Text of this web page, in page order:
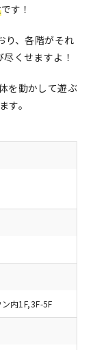
です！
り、各階がそれ
くせますよ！
を動かして遊ぶ
す。
内1F,3F-5F